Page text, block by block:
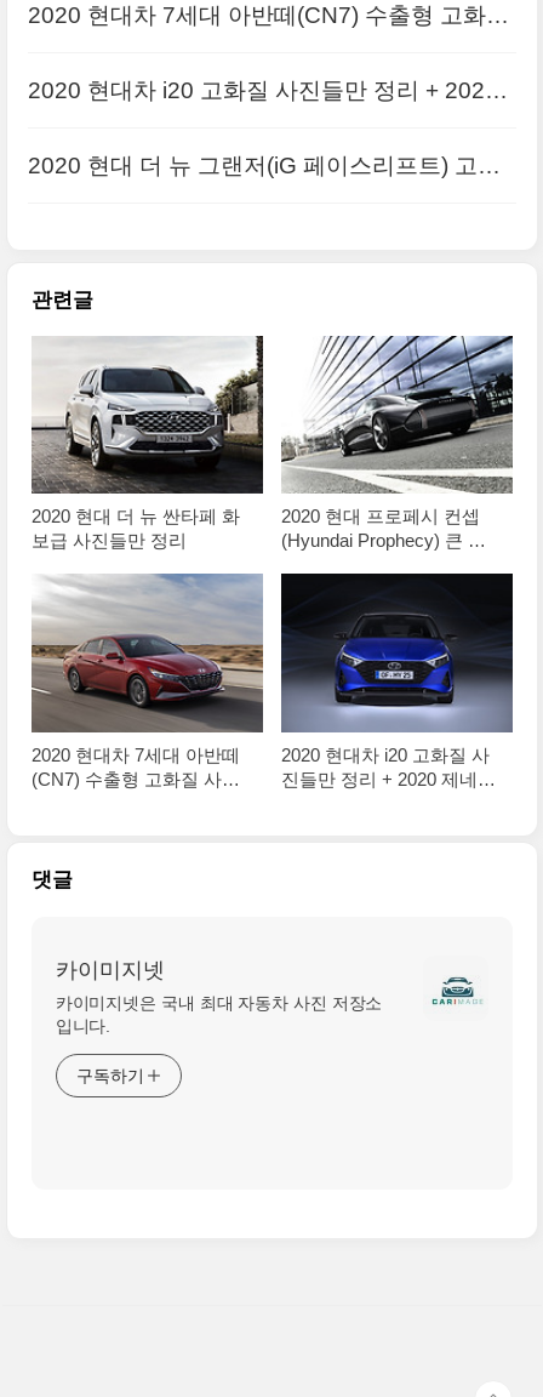
2020 현대차 7세대 아반떼(CN7) 수출형 고화질
2020 현대차 i20 고화질 사진들만 정리 + 2020
2020 현대 더 뉴 그랜저(iG 페이스리프트) 고화
관련글
2020 현대 더 뉴 싼타페 화
보급 사진들만 정리
2020 현대 프로페시 컨셉
(Hyundai Prophecy) 큰 사
2020 현대차 7세대 아반떼
(CN7) 수출형 고화질 사진
2020 현대차 i20 고화질 사
진들만 정리 + 2020 제네바
댓글
카이미지넷
카이미지넷은 국내 최대 자동차 사진 저장소
입니다.
구독하기